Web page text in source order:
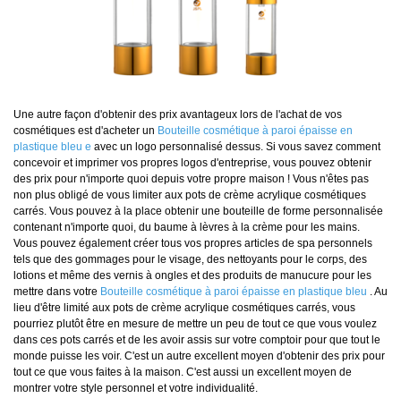
Une autre façon d'obtenir des prix avantageux lors de l'achat de vos
cosmétiques est d'acheter un Bouteille cosmétique à paroi épaisse en
plastique bleu e avec un logo personnalisé dessus. Si vous savez comment
concevoir et imprimer vos propres logos d'entreprise, vous pouvez obtenir
des prix pour n'importe quoi depuis votre propre maison ! Vous n'êtes pas
non plus obligé de vous limiter aux pots de crème acrylique cosmétiques
carrés. Vous pouvez à la place obtenir une bouteille de forme personnalisée
contenant n'importe quoi, du baume à lèvres à la crème pour les mains.
Vous pouvez également créer tous vos propres articles de spa personnels
tels que des gommages pour le visage, des nettoyants pour le corps, des
lotions et même des vernis à ongles et des produits de manucure pour les
mettre dans votre Bouteille cosmétique à paroi épaisse en plastique bleu . Au
lieu d'être limité aux pots de crème acrylique cosmétiques carrés, vous
pourriez plutôt être en mesure de mettre un peu de tout ce que vous voulez
dans ces pots carrés et de les avoir assis sur votre comptoir pour que tout le
monde puisse les voir. C'est un autre excellent moyen d'obtenir des prix pour
tout ce que vous faites à la maison. C'est aussi un excellent moyen de
montrer votre style personnel et votre individualité.